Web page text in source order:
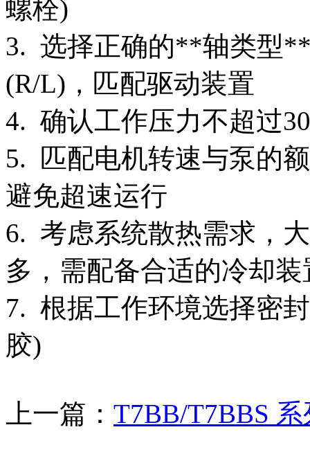
螺栓)
3. 选择正确的**轴类型
(R/L)，匹配驱动装置
4. 确认工作压力不超过
5. 匹配电机转速与泵的
避免超速运行
6. 考虑系统散热需求，
多，需配备合适的冷却装
7. 根据工作环境选择密
胶)
上一篇： T7BB/T7BBS